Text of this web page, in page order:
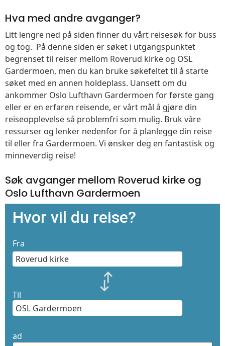
Hva med andre avganger?
Litt lengre ned på siden finner du vårt reisesøk for buss
og tog. På denne siden er søket i utgangspunktet
begrenset til reiser mellom Roverud kirke og OSL
Gardermoen, men du kan bruke søkefeltet til å starte
søket med en annen holdeplass. Uansett om du
ankommer Oslo Lufthavn Gardermoen for første gang
eller er en erfaren reisende, er vårt mål å gjøre din
reiseopplevelse så problemfri som mulig. Bruk våre
ressurser og lenker nedenfor for å planlegge din reise
til eller fra Gardermoen. Vi ønsker deg en fantastisk og
minneverdig reise!
Søk avganger mellom Roverud kirke og
Oslo Lufthavn Gardermoen
Hvor vil du reise?
Fra
Til
ad